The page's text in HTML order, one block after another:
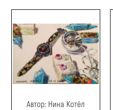
Автор: Нина Котёл